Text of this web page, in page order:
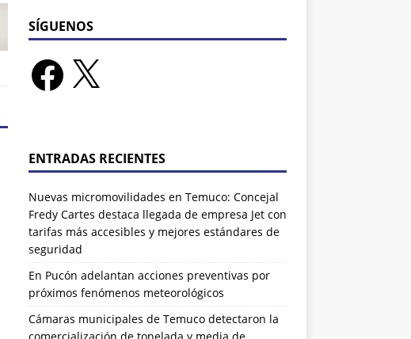
SÍGUENOS
ENTRADAS RECIENTES
Nuevas micromovilidades en Temuco: Concejal
Fredy Cartes destaca llegada de empresa Jet con
tarifas más accesibles y mejores estándares de
seguridad
En Pucón adelantan acciones preventivas por
próximos fenómenos meteorológicos
Cámaras municipales de Temuco detectaron la
comercialización de tonelada y media de